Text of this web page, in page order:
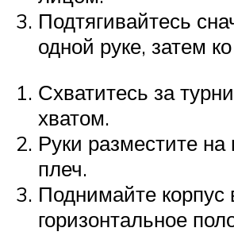
Подтягивайтесь
одной руке, затем
Схватитесь за
хватом.
Руки разместите
плеч.
Поднимайте корпус
горизонтальное